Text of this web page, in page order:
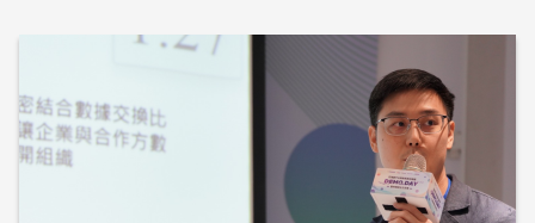
合作夥伴
數據市集
Ln{360°}
趨勢觀點
產業報告與白皮書
活動＆研討會
繁體中文
English